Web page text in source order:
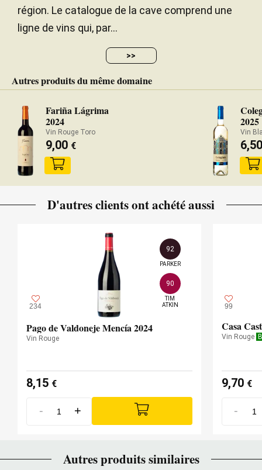
région. Le catalogue de la cave comprend une
ligne de vins qui, par...
>>
Autres produits du même domaine
Fariña Lágrima
2024
Vin Rouge Toro
9,00 €
2025
Vin
D'autres clients ont achété aussi
234
92
PARKER
90
TIM
ATKIN
Pago de Valdoneje Mencía 2024
Vin Rouge
8,15 €
- +
99
Casa
Vin Rouge
9,70 €
-
Autres produits similaires